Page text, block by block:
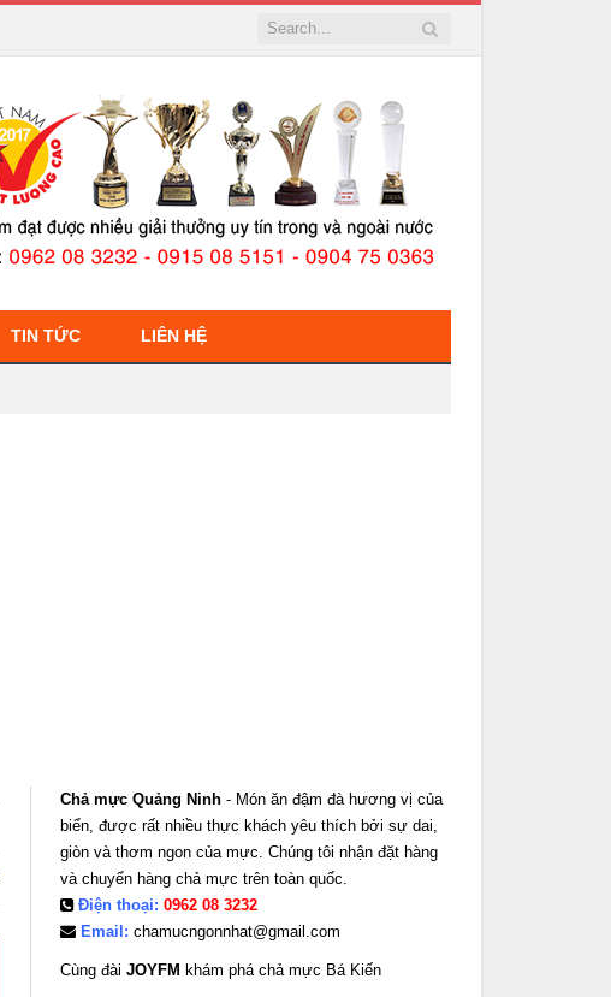
TIN TỨC LIÊN HỆ
Chả mực Quảng Ninh - Món ăn đậm đà hương vị của
biển, được rất nhiều thực khách yêu thích bởi sự dai,
giòn và thơm ngon của mực. Chúng tôi nhận đặt hàng
và chuyển hàng chả mực trên toàn quốc.
Điện thoại: 0962 08 3232
Email: chamucngonnhat@gmail.com
Cùng đài JOYFM khám phá chả mực Bá Kiến